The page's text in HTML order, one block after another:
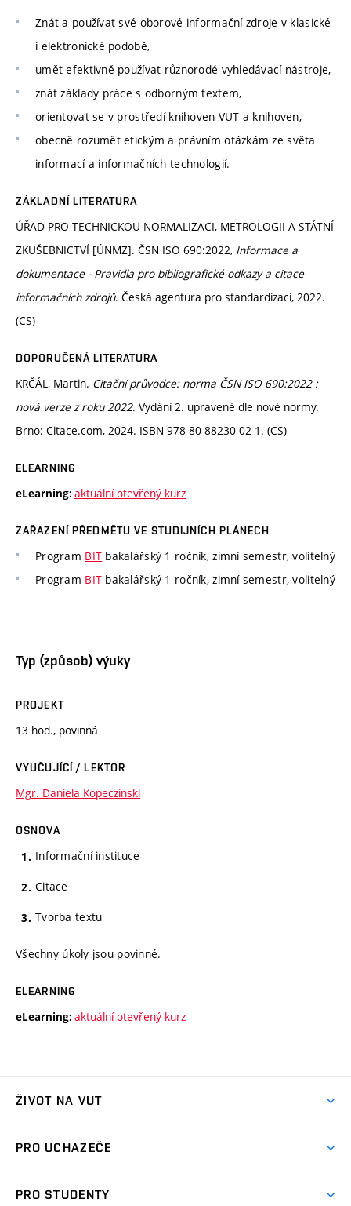
Znát a používat své oborové informační zdroje v klasické
i elektronické podobě,
umět efektivně používat různorodé vyhledávací nástroje,
znát základy práce s odborným textem,
orientovat se v prostředí knihoven VUT a knihoven,
obecně rozumět etickým a právním otázkám ze světa
informací a informačních technologií.
ZÁKLADNÍ LITERATURA
ÚŘAD PRO TECHNICKOU NORMALIZACI, METROLOGII A STÁTNÍ
ZKUŠEBNICTVÍ [ÚNMZ]. ČSN ISO 690:2022, Informace a
dokumentace - Pravidla pro bibliografické odkazy a citace
informačních zdrojů. Česká agentura pro standardizaci, 2022.
(CS)
DOPORUČENÁ LITERATURA
KRČÁL, Martin. Citační průvodce: norma ČSN ISO 690:2022 :
nová verze z roku 2022. Vydání 2. upravené dle nové normy.
Brno: Citace.com, 2024. ISBN 978-80-88230-02-1. (CS)
ELEARNING
eLearning: aktuální otevřený kurz
ZAŘAZENÍ PŘEDMĚTU VE STUDIJNÍCH PLÁNECH
Program BIT bakalářský 1 ročník, zimní semestr, volitelný
Program BIT bakalářský 1 ročník, zimní semestr, volitelný
Typ (způsob) výuky
PROJEKT
13 hod., povinná
VYUČUJÍCÍ / LEKTOR
Mgr. Daniela Kopeczinski
OSNOVA
Informační instituce
Citace
Tvorba textu
Všechny úkoly jsou povinné.
ELEARNING
eLearning: aktuální otevřený kurz
ŽIVOT NA VUT
Koleje
PRO UCHAZEČE
PRO STUDENTY